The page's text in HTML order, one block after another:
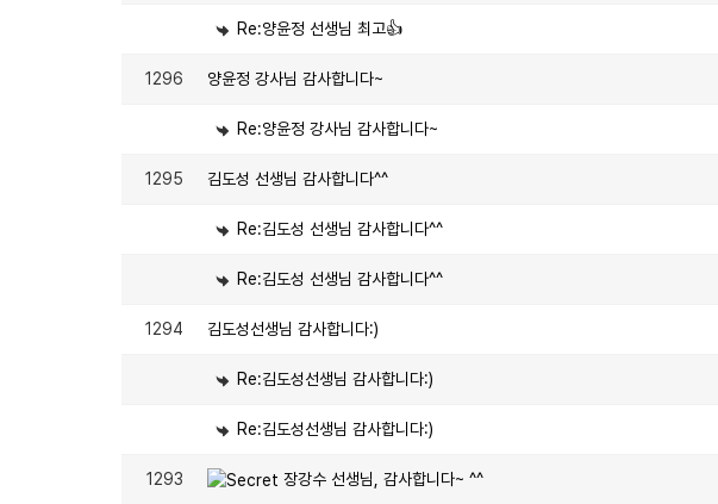
Re:양윤정 선생님 최고👍
1296 양윤정 강사님 감사합니다~
Re:양윤정 강사님 감사합니다~
1295 김도성 선생님 감사합니다^^
Re:김도성 선생님 감사합니다^^
Re:김도성 선생님 감사합니다^^
1294 김도성선생님 감사합니다:)
Re:김도성선생님 감사합니다:)
Re:김도성선생님 감사합니다:)
1293 장강수 선생님, 감사합니다~ ^^